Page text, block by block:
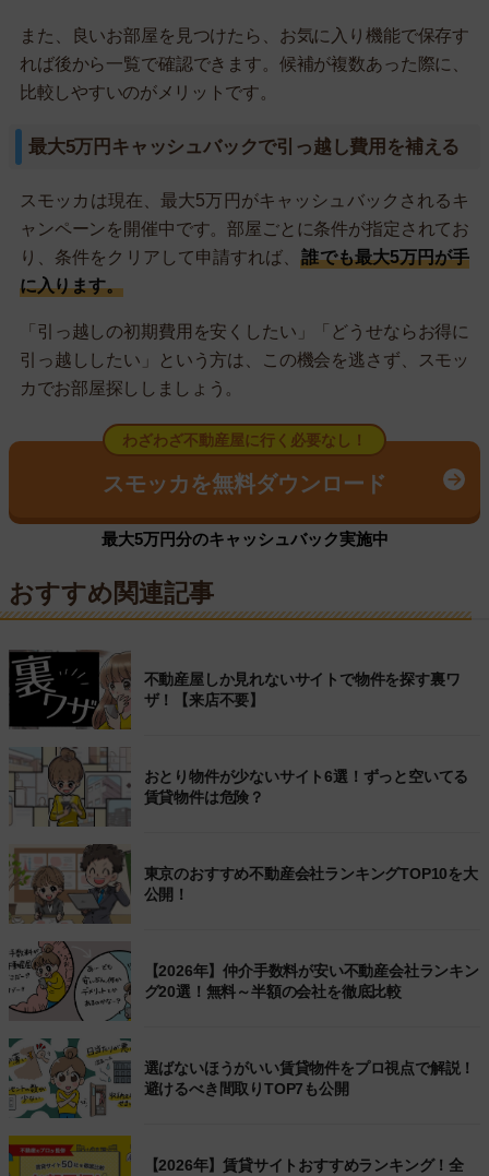
また、良いお部屋を見つけたら、お気に入り機能で保存す
れば後から一覧で確認できます。候補が複数あった際に、
比較しやすいのがメリットです。
最大5万円キャッシュバックで引っ越し費用を補える
スモッカは現在、最大5万円がキャッシュバックされるキ
ャンペーンを開催中です。部屋ごとに条件が指定されてお
り、条件をクリアして申請すれば、誰でも最大5万円が手
に入ります。
「引っ越しの初期費用を安くしたい」「どうせならお得に
引っ越ししたい」という方は、この機会を逃さず、スモッ
カでお部屋探ししましょう。
わざわざ不動産屋に行く必要なし！
スモッカを無料ダウンロード
最大5万円分のキャッシュバック実施中
おすすめ関連記事
不動産屋しか見れないサイトで物件を探す裏ワ
ザ！【来店不要】
おとり物件が少ないサイト6選！ずっと空いてる
賃貸物件は危険？
東京のおすすめ不動産会社ランキングTOP10を大
公開！
【2026年】仲介手数料が安い不動産会社ランキン
グ20選！無料～半額の会社を徹底比較
選ばないほうがいい賃貸物件をプロ視点で解説！
避けるべき間取りTOP7も公開
【2026年】賃貸サイトおすすめランキング！全